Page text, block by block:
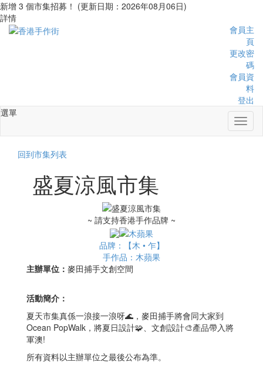
新增 3 個市集招募！ (更新日期：2026年08月06日)
詳情
會員主
頁
更改密
碼
會員資
料
登出
選單
回到市集列表
盛夏涼風市集
~ 請支持香港手作品牌 ~
品牌：【木 • 乍】
手作品：木蘋果
主辦單位： 麥田捕手文創空間
活動簡介：
夏天市集真係一浪接一浪呀🌊，麥田捕手將會同大家到
Ocean PopWalk，將夏日設計🧩、文創設計🎨產品帶入將
軍澳!
所有資料以主辦單位之最後公布為準。